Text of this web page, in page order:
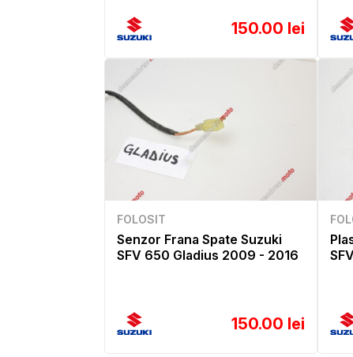
150.00 lei
FOLOSIT
Senzor Frana Spate Suzuki
SFV 650 Gladius 2009 - 2016
150.00 lei